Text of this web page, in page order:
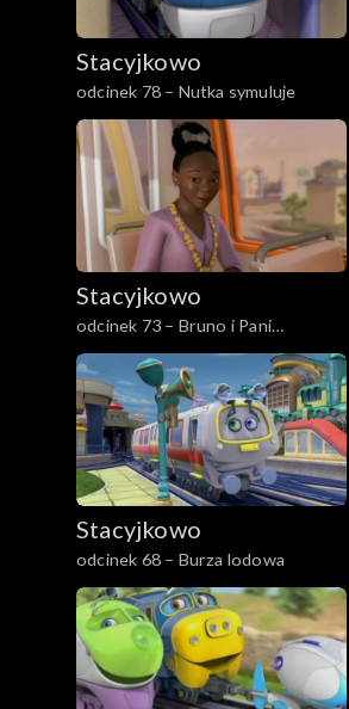
Stacyjkowo
odcinek 78 – Nutka symuluje
Stacyjkowo
odcinek 73 – Bruno i Pani
Burmistrz
Stacyjkowo
odcinek 68 – Burza lodowa